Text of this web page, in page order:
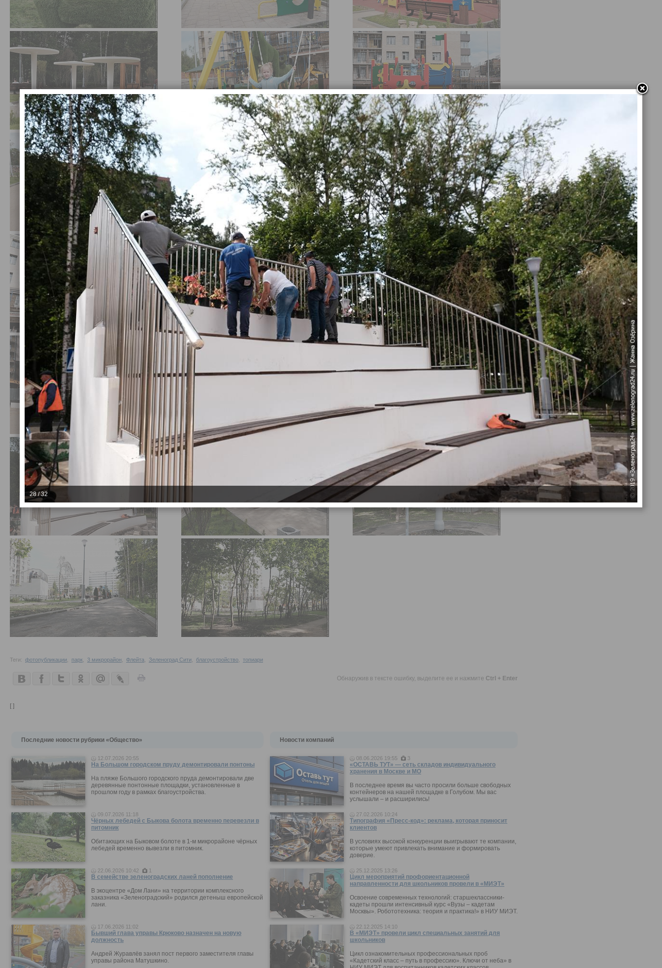
Теги: фотопубликации парк 3 микрорайон Флейта Зеленоград Сити благоустройство топиари
Обнаружив в тексте ошибку, выделите ее и нажмите Ctrl + Enter
[ ]
Последние новости рубрики «Общество»
12.07.2026 20:55
На Большом городском пруду демонтировали понтоны
На пляже Большого городского пруда демонтировали две
деревянные понтонные площадки, установленные в
прошлом году в рамках благоустройства.
09.07.2026 11:18
Чёрных лебедей с Быкова болота временно перевезли в
питомник
Обитающих на Быковом болоте в 1-м микрорайоне чёрных
лебедей временно вывезли в питомник.
22.06.2026 10:42 1
В семействе зеленоградских ланей пополнение
В экоцентре «Дом Лани» на территории комплексного
заказника «Зеленоградский» родился детеныш европейской
лани.
17.06.2026 11:02
Бывший глава управы Крюково назначен на новую
должность
Андрей Журавлёв занял пост первого заместителя главы
управы района Матушкино.
Новости компаний
08.06.2026 19:55 3
«ОСТАВЬ ТУТ» — сеть складов индивидуального
хранения в Москве и МО
В последнее время вы часто просили больше свободных
контейнеров на нашей площадке в Голубом. Мы вас
услышали – и расширились!
27.02.2026 10:24
Типография «Пресс-код»: реклама, которая приносит
клиентов
В условиях высокой конкуренции выигрывают те компании,
которые умеют привлекать внимание и формировать
доверие.
25.12.2025 13:26
Цикл мероприятий профориентационной
направленности для школьников провели в «МИЭТ»
Освоение современных технологий: старшеклассники-
кадеты прошли интенсивный курс «Вузы – кадетам
Москвы». Робототехника: теория и практика!» в НИУ МИЭТ.
22.12.2025 14:10
В «МИЭТ» провели цикл специальных занятий для
школьников
Цикл ознакомительных профессиональных проб
«Кадетский класс – путь в профессию». Ключи от неба» в
28 / 32